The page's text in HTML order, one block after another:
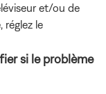
et/ou de
réglez le
si le problème